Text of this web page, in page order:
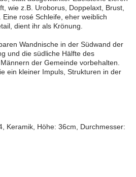
wie z.B. Uroborus, Doppelaxt, Brust,
rosé Schleife, eher weiblich
dient ihr als Krönung.
Wandnische in der Südwand der
und die südliche Hälfte des
der Gemeinde vorbehalten.
ein kleiner Impuls, Strukturen in der
Keramik, Höhe: 36cm, Durchmesser: